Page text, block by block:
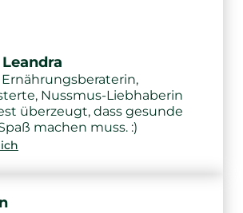
Nussmus-Liebhaberin
überzeugt, dass gesunde
machen muss. :)